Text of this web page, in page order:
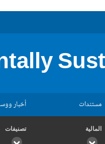
مستندات أخبار
المالية تصنيفات